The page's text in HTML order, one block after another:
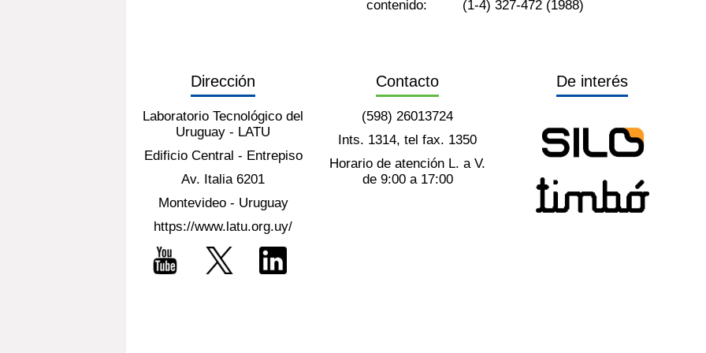
contenido: (1-4) 327-472 (1988)
Dirección
Laboratorio Tecnológico del
Uruguay - LATU
Edificio Central - Entrepiso
Av. Italia 6201
Montevideo - Uruguay
https://www.latu.org.uy/
Contacto
(598) 26013724
Ints. 1314, tel fax. 1350
Horario de atención L. a V.
de 9:00 a 17:00
De interés